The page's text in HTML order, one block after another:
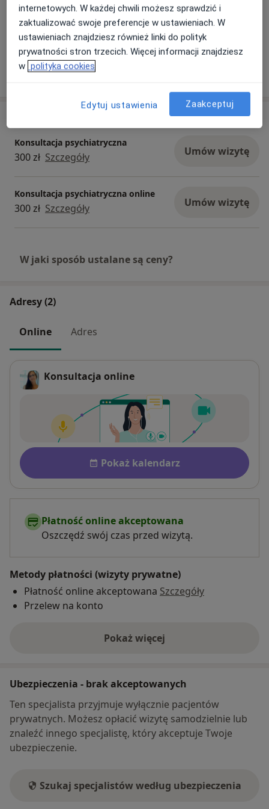
psychoterapii. Praca z pacjentami jest dla mnie
źródłem inspiracji i nieustannie zachęca mnie do
poszerzania swojej wiedzy lekarskiej poprzez
uczestnictwo w konferencjach psychiatrycznych i
czytanie najnowszych doniesień naukowych.
Płatność online akceptowana
Oszczędź swój czas przed wizytą.
Konsultacja psychiatryczna
300 zł Szczegóły Umów wizytę
Konsultacja psychiatryczna online
300 zł Szczegóły Umów wizytę
W jaki sposób ustalane są ceny?
Adresy (2)
Online Adres
Konsultacja online
Dostępność
Pokaż kalendarz
Płatność online akceptowana
Oszczędź swój czas przed wizytą.
Metody płatności (wizyty prywatne)
Płatność online akceptowana Szczegóły
Przelew na konto
Pokaż więcej
o adresie
Ubezpieczenia - brak akceptowanych
Ten specjalista przyjmuje wyłącznie pacjentów
prywatnych. Możesz opłacić wizytę samodzielnie lub
znaleźć innego specjalistę, który akceptuje Twoje
ubezpieczenie.
Szukaj specjalistów według ubezpieczenia
internetowych. W każdej chwili możesz sprawdzić i
zaktualizować swoje preferencje w ustawieniach. W
ustawieniach znajdziesz również linki do polityk
prywatności stron trzecich. Więcej informacji znajdziesz
w polityka cookies
Edytuj ustawienia Zaakceptuj